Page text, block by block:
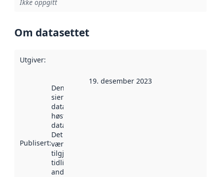
Ikke oppgitt
Om datasettet
Utgiver:
Publisert:
Denne datoen
sier når
datasettet ble
høstet av
data.norge.no.
Det kan ha
vært
tilgjengelig
tidligere
andre steder.
19. desember 2023